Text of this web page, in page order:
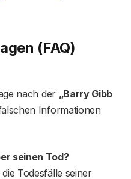
(FAQ)
nach der „Barry Gibb
Informationen
seinen Tod?
Todesfälle seiner